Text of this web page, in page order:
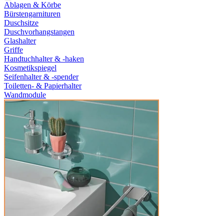
Ablagen & Körbe
Bürstengarnituren
Duschsitze
Duschvorhangstangen
Glashalter
Griffe
Handtuchhalter & -haken
Kosmetikspiegel
Seifenhalter & -spender
Toiletten- & Papierhalter
Wandmodule